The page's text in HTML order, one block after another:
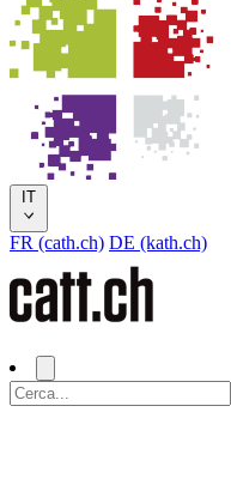
IT
FR (cath.ch) DE (kath.ch)